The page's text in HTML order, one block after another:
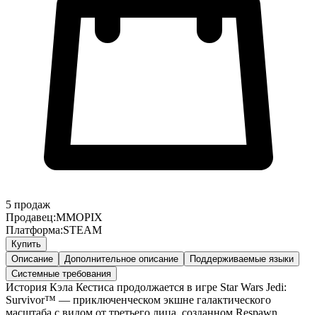
5 продаж
Продавец:MMOPIX
Платформа:STEAM
Купить
Описание
Дополнительное описание
Поддерживаемые языки
Системные требования
История Кэла Кестиса продолжается в игре Star Wars Jedi:
Survivor™ — приключенческом экшне галактического
масштаба с видом от третьего лица, созданном Respawn